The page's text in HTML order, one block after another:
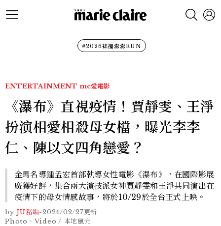
#2026裙襬澎澎RUN
ENTERTAINMENT mc愛電影
《瀑布》直視疫情！賈靜雯、王淨
扮演相愛相殺母女檔，曝光李李
仁、陳以文四角戀愛？
金馬名導鍾孟宏首部執導女性電影《瀑布》，在國際影展
廣獲好評，集合兩大演技派女神賈靜雯和王淨共同演出在
疫情下的母女情感故事，將於10/29於全台正式上映。
by JU豬編-2024/02/27更新
Photo、Video / 本地風光